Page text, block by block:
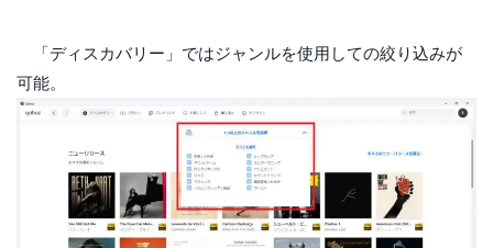
「ディスカバリー」ではジャンルを使用しての絞り込みが
可能。